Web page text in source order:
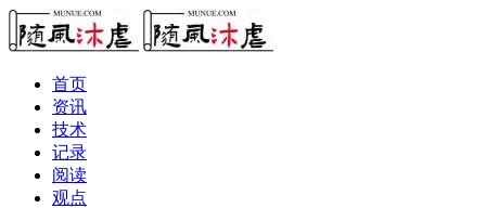
首页
资讯
技术
记录
阅读
观点